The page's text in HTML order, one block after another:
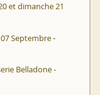
et dimanche 21
Septembre
Belladone -